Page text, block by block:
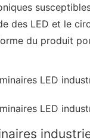
des LED et le
du produit